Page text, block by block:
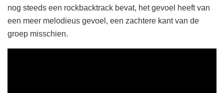
nog steeds een rockbacktrack bevat, het gevoel heeft van
een meer melodieus gevoel, een zachtere kant van de
groep misschien.